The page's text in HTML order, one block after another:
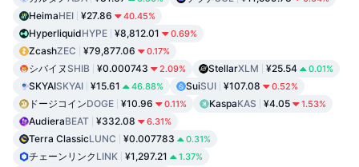
HeimaHEI ¥27.86 40.45%
HyperliquidHYPE ¥8,812.01 0.69%
ZcashZEC ¥79,877.06 0.17%
シバイヌ SHIB ¥0.000743 2.09% StellarXLM ¥25.54 0.01%
SKYAISKYAI ¥15.61 46.88% SuiSUI ¥107.08 0.52%
ドージコインDOGE ¥10.96 0.11% KaspaKAS ¥4.05 1.53%
AudieraBEAT ¥332.08 6.31%
Terra ClassicLUNC ¥0.007783 0.31%
チェーンリンク LINK ¥1,297.21 1.37%